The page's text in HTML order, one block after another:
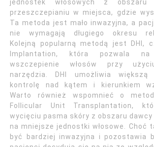
jednostek włosowych z
przeszczepianiu w miejsca, gdzie
Ta metoda jest mało inwazyjna, a
nie wymagają długiego okresu
Kolejną popularną metodą jest DHI,
Implantation, która pozwala na
wszczepienie włosów przy
narzędzia. DHI umożliwia
kontrolę nad kątem i kierunkiem
Warto również wspomnieć o
Follicular Unit Transplantation,
wycięciu pasma skóry z obszaru dawcy
na mniejsze jednostki włosowe. Choć
być bardziej inwazyjna i pozostawia